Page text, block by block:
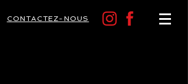
CONTACTEZ-NOUS